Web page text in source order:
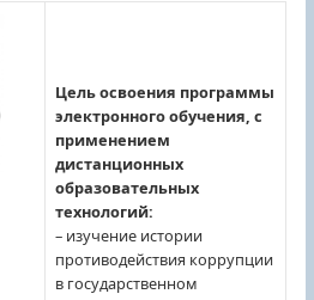
Цель освоения программы
электронного обучения, с
применением
дистанционных
образовательных
технологий:
– изучение истории
противодействия коррупции
в государственном